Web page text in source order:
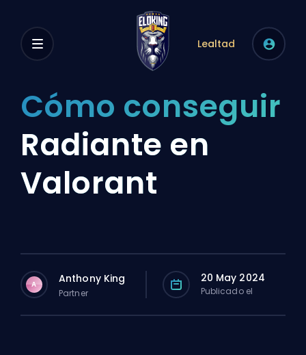
Lealtad
Cómo conseguir
Radiante en
Valorant
A Anthony King
Partner
20 May 2024
Publicado el